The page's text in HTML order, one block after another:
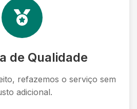
de Qualidade
refazemos o serviço sem
adicional.